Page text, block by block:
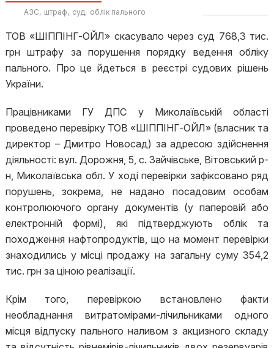
АЗС штраф суд облік пального
ТОВ «ШІППІНГ-ОЙЛ» скасувало через суд 768,3 тис.
грн штрафу за порушення порядку ведення обліку
пального. Про це йдеться в реєстрі судових рішень
України.
Працівниками ГУ ДПС у Миколаївській області
проведено перевірку ТОВ «ШІППІНГ-ОЙЛ» (власник та
директор – Дмитро Новосад) за адресою здійснення
діяльності: вул. Дорожня, 5, с. Зайчівське, Вітовський р-
н, Миколаївська обл. У ході перевірки зафіксовано ряд
порушень, зокрема, не надано посадовим особам
контролюючого органу документів (у паперовій або
електронній формі), які підтверджують облік та
походження нафтопродуктів, що на момент перевірки
знаходились у місці продажу на загальну суму 354,2
тис. грн за ціною реалізації.
Крім того, перевіркою встановлено факти
необладнання витратомірами-лічильниками одного
місця відпуску пального наливом з акцизного складу